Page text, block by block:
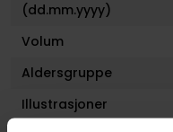
(dd.mm.yyyy)
Volum
Aldersgruppe
Illustrasjoner